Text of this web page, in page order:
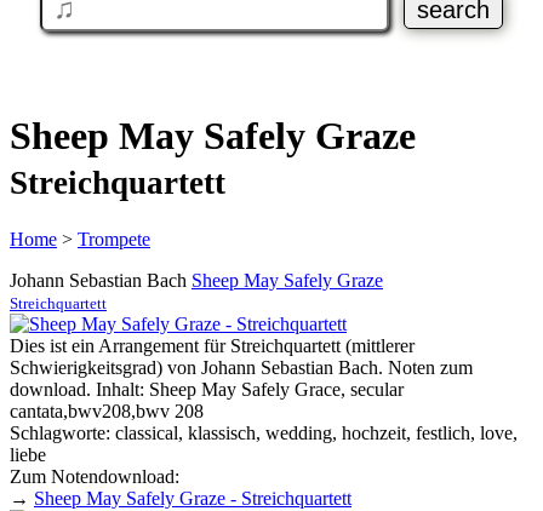
Sheep May Safely Graze
Streichquartett
Home > Trompete
Johann Sebastian Bach Sheep May Safely Graze
Streichquartett
Dies ist ein Arrangement für Streichquartett (mittlerer
Schwierigkeitsgrad) von Johann Sebastian Bach. Noten zum
download. Inhalt: Sheep May Safely Grace, secular
cantata,bwv208,bwv 208
Schlagworte: classical, klassisch, wedding, hochzeit, festlich, love,
liebe
Zum Notendownload:
→ Sheep May Safely Graze - Streichquartett